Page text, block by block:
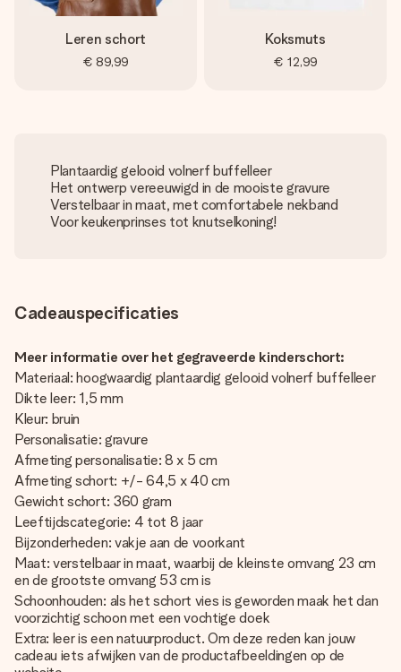
Leren schort
€ 89,99
Koksmuts
€ 12,99
Plantaardig gelooid volnerf buffelleer
Het ontwerp vereeuwigd in de mooiste gravure
Verstelbaar in maat, met comfortabele nekband
Voor keukenprinses tot knutselkoning!
Cadeauspecificaties
Meer informatie over het gegraveerde kinderschort:
Materiaal: hoogwaardig plantaardig gelooid volnerf buffelleer
Dikte leer: 1,5 mm
Kleur: bruin
Personalisatie: gravure
Afmeting personalisatie: 8 x 5 cm
Afmeting schort: +/- 64,5 x 40 cm
Gewicht schort: 360 gram
Leeftijdscategorie: 4 tot 8 jaar
Bijzonderheden: vakje aan de voorkant
Maat: verstelbaar in maat, waarbij de kleinste omvang 23 cm
en de grootste omvang 53 cm is
Schoonhouden: als het schort vies is geworden maak het dan
voorzichtig schoon met een vochtige doek
Extra: leer is een natuurproduct. Om deze reden kan jouw
cadeau iets afwijken van de productafbeeldingen op de